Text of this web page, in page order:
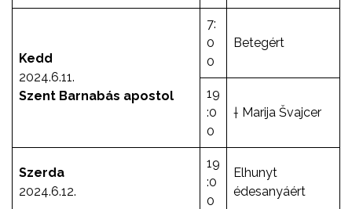
Kedd
2024.6.11.
Szent Barnabás apostol
7:
0
0
Betegért
19
:0
0
† Marija Švajcer
Szerda
2024.6.12.
19
:0
0
Elhunyt
édesanyáért